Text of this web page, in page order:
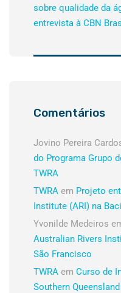
sobre qualidade da
entrevista à CBN
Comentários
Jovino Pereira
do Programa Grupo
TWRA
TWRA em Projeto
Institute (ARI) na
Yvonilde Medeiros
Australian Rivers
São Francisco
TWRA em Curso de
Southern Queensland